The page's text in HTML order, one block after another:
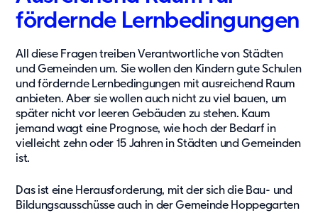
Über Adapteo
Service
Presse&Medien
Kontakt
Karriere
Karriere
Kultur und Möglichkeiten
fördernde Lernbedingungen
All diese Fragen treiben Verantwortliche von Städten
und Gemeinden um. Sie wollen den Kindern gute Schulen
und fördernde Lernbedingungen mit ausreichend Raum
anbieten. Aber sie wollen auch nicht zu viel bauen, um
später nicht vor leeren Gebäuden zu stehen. Kaum
jemand wagt eine Prognose, wie hoch der Bedarf in
vielleicht zehn oder 15 Jahren in Städten und Gemeinden
ist.
Das ist eine Herausforderung, mit der sich die Bau- und
Bildungsausschüsse auch in der Gemeinde Hoppegarten